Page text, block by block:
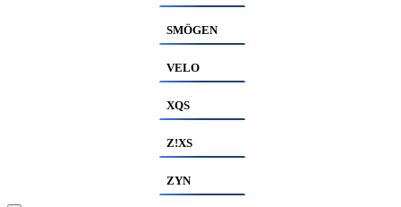
SMÖGEN
VELO
XQS
Z!XS
ZYN